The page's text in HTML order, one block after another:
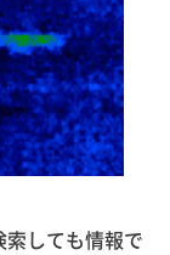
しても情報で